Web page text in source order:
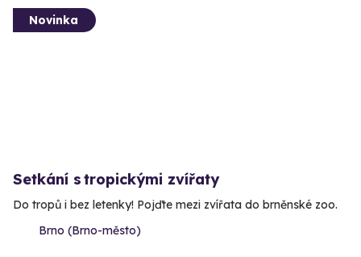
Novinka
Setkání s tropickými zvířaty
Do tropů i bez letenky! Pojďte mezi zvířata do brněnské zoo.
Brno (Brno-město)